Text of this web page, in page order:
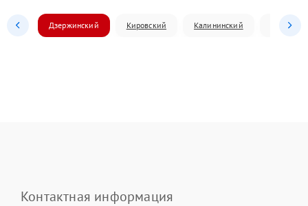
Дзержинский Кировский Калининский
Контактная информация